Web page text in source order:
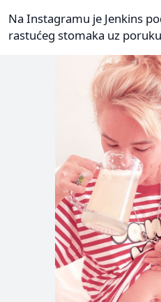
Na Instagramu je Jenkins
rastućeg stomaka uz